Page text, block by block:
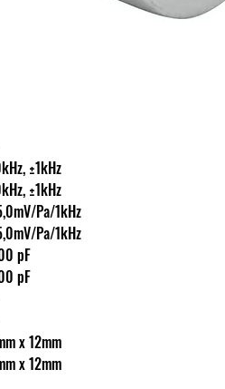
40kHz, ±1kHz
40kHz, ±1kHz
5,0mV/Pa/1kHz
5,0mV/Pa/1kHz
2.400 pF
2.400 pF
? 16mm x 12mm
? 16mm x 12mm